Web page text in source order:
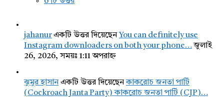
jahanurএকটি উত্তর দিয়েছেন You can definitely use
Instagram downloaders on both your phone… জুলাই
26, 2026, সময়ঃ 1:11 অপরাহ্ন
ঝুমুর হাসানএকটি উত্তর দিয়েছেনকাকরোচ জনতা পার্টি
(Cockroach Janta Party) কাকরোচ জনতা পার্টি (CJP)…